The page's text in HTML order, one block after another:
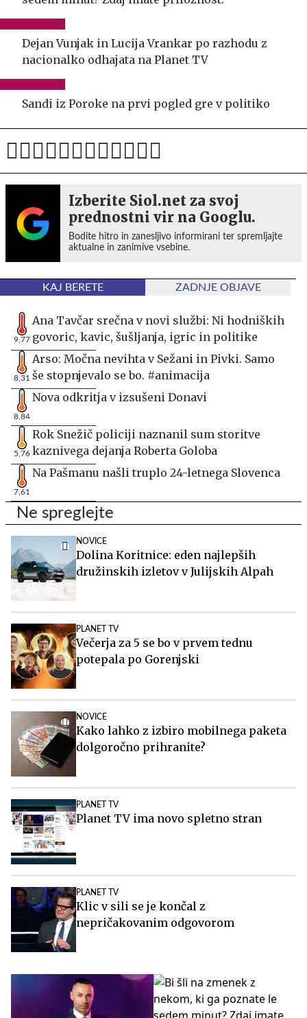
Dejan Vunjak in Lucija Vrankar po razhodu z
nacionalko odhajata na Planet TV
Sandi iz Poroke na prvi pogled gre v politiko
Izberite Siol.net za svoj
prednostni vir na Googlu.
Bodite hitro in zanesljivo informirani ter spremljajte
aktualne in zanimive vsebine.
KAJ BERETE ZADNJE OBJAVE
9,77
Ana Tavčar srečna v novi službi: Ni hodniških
govoric, kavic, šušljanja, igric in politike
8,31
Arso: Močna nevihta v Sežani in Pivki. Samo
še stopnjevalo se bo. #animacija
8,84
Nova odkritja v izsušeni Donavi
5,76
Rok Snežič policiji naznanil sum storitve
kaznivega dejanja Roberta Goloba
7,61
Na Pašmanu našli truplo 24-letnega Slovenca
Ne spreglejte
NOVICE
Dolina Koritnice: eden najlepših
družinskih izletov v Julijskih Alpah
PLANET TV
Večerja za 5 se bo v prvem tednu
potepala po Gorenjski
NOVICE
Kako lahko z izbiro mobilnega paketa
dolgoročno prihranite?
PLANET TV
Planet TV ima novo spletno stran
PLANET TV
Klic v sili se je končal z
nepričakovanim odgovorom